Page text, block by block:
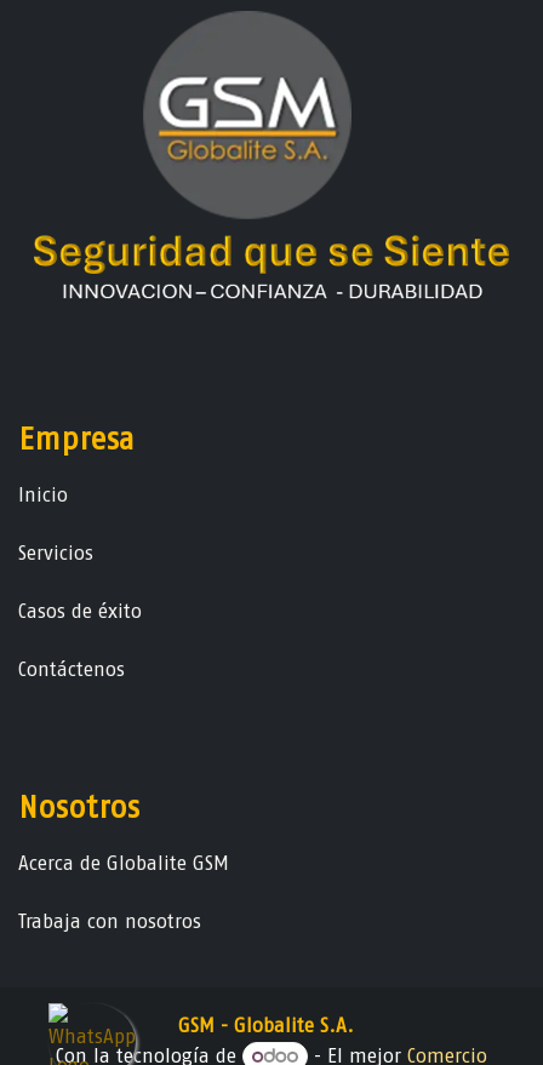
Empresa
Ini​ci​o
Servicios
Casos de éxito
Contáctenos
Nosotros
Acerca de Globalite GSM
Trabaja con nosotros
GSM - Globalite S.A.
Con la tecnología de
- El mejorComercio